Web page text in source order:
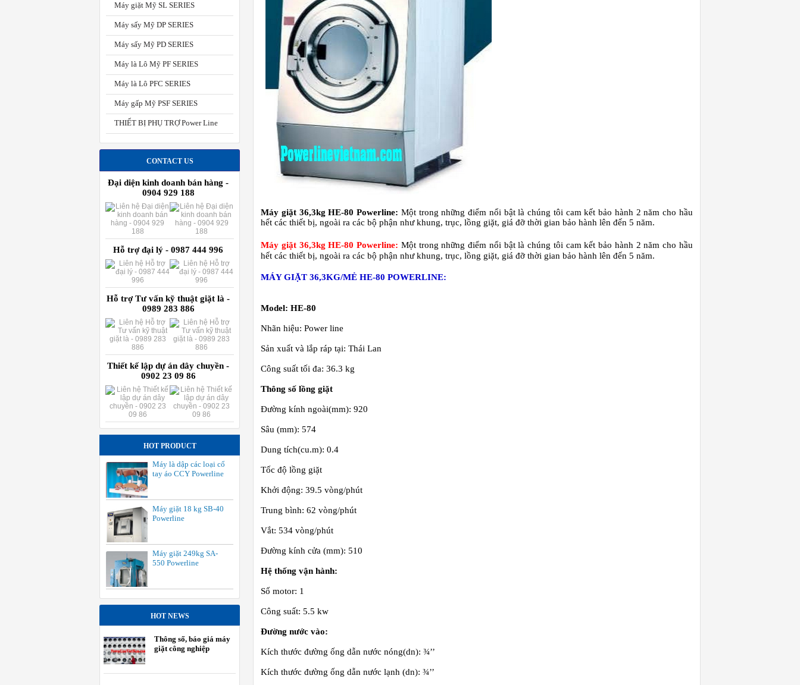
Máy giặt Mỹ SL SERIES
Máy sấy Mỹ DP SERIES
Máy sấy Mỹ PD SERIES
Máy là Lô Mỹ PF SERIES
Máy là Lô PFC SERIES
Máy gấp Mỹ PSF SERIES
THIẾT BỊ PHỤ TRỢ Power Line
CONTACT US
Đại diện kinh doanh bán hàng -
0904 929 188
Hỗ trợ đại lý - 0987 444 996
Hỗ trợ Tư vấn kỹ thuật giặt là -
0989 283 886
Thiết kế lập dự án dây chuyền -
0902 23 09 86
HOT PRODUCT
Máy là dập các loại cổ
tay áo CCY Powerline
Máy giặt 18 kg SB-40
Powerline
Máy giặt 249kg SA-
550 Powerline
HOT NEWS
Thông số, báo giá máy
giặt công nghiệp
Máy giặt 36,3kg HE-80 Powerline: Một trong những điểm nổi bật là chúng tôi cam kết bảo hành 2 năm cho hầu
hết các thiết bị, ngoài ra các bộ phận như khung, trục, lồng giặt, giá đỡ thời gian bảo hành lên đến 5 năm.
Máy giặt 36,3kg HE-80 Powerline: Một trong những điểm nổi bật là chúng tôi cam kết bảo hành 2 năm cho hầu
hết các thiết bị, ngoài ra các bộ phận như khung, trục, lồng giặt, giá đỡ thời gian bảo hành lên đến 5 năm.
MÁY GIẶT 36,3KG/MẺ HE-80 POWERLINE:
Model: HE-80
Nhãn hiệu: Power line
Sản xuất và lắp ráp tại: Thái Lan
Công suất tối đa: 36.3 kg
Thông số lồng giặt
Đường kính ngoài(mm): 920
Sâu (mm): 574
Dung tích(cu.m): 0.4
Tốc độ lồng giặt
Khởi động: 39.5 vòng/phút
Trung bình: 62 vòng/phút
Vắt: 534 vòng/phút
Đường kính cửa (mm): 510
Hệ thống vận hành:
Số motor: 1
Công suất: 5.5 kw
Đường nước vào:
Kích thước đường ống dẫn nước nóng(dn): ¾’’
Kích thước đường ống dẫn nước lạnh (dn): ¾’’